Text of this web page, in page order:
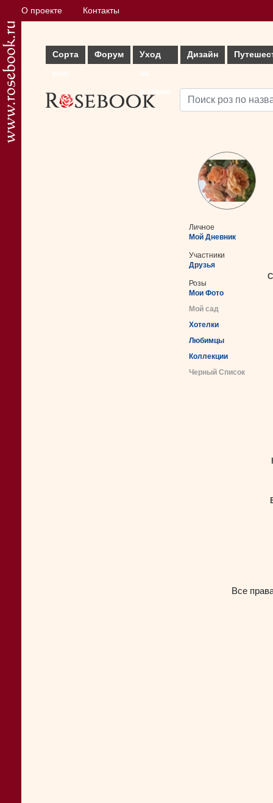
О проекте Контакты
Сорта
Форум
Уход
Дизайн
Личное
Мой Дневник
Участники
Друзья
Розы
Мои Фото
Мой сад
Хотелки
Любимцы
Коллекции
Черный Список
Все